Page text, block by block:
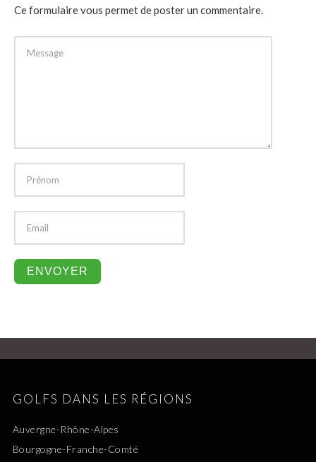
Ce formulaire vous permet de poster un commentaire.
GOLFS DANS LES RÉGIONS
Auvergne-Rhône-Alpes
Bourgogne-Franche-Comté